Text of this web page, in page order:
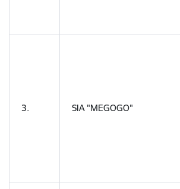
3. SIA "MEGOGO"